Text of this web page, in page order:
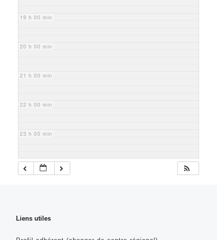
19 h 00 min
20 h 00 min
21 h 00 min
22 h 00 min
23 h 00 min
Liens utiles